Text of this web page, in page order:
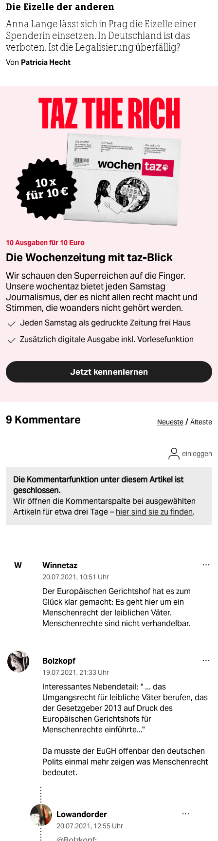
Die Eizelle der anderen
Anna Lange lässt sich in Prag die Eizelle einer
Spenderin einsetzen. In Deutschland ist das
verboten. Ist die Legalisierung überfällig?
Von Patricia Hecht
10 Ausgaben für 10 Euro
Die Wochenzeitung mit taz-Blick
Wir schauen den Superreichen auf die Finger.
Unsere wochentaz bietet jeden Samstag
Journalismus, der es nicht allen recht macht und
Stimmen, die woanders nicht gehört werden.
Jeden Samstag als gedruckte Zeitung frei Haus
Zusätzlich digitale Ausgabe inkl. Vorlesefunktion
Jetzt kennenlernen
9 Kommentare Neueste / Älteste
Die Kommentarfunktion unter diesem Artikel ist
geschlossen.
Wir öffnen die Kommentarspalte bei ausgewählten
Artikeln für etwa drei Tage – hier sind sie zu finden.
einloggen
W Winnetaz
20.07.2021, 10:51 Uhr
Der Europäischen Gerichtshof hat es zum
Glück klar gemacht: Es geht hier um ein
Menschenrecht der leiblichen Väter.
Menschenrechte sind nicht verhandelbar.
Bolzkopf
19.07.2021, 21:33 Uhr
Interessantes Nebendetail: " ... das
Umgangsrecht für leibliche Väter berufen, das
der Gesetzgeber 2013 auf Druck des
Europäischen Gerichtshofs für
Menschenrechte einführte..."
Da musste der EuGH offenbar den deutschen
Polits einmal mehr zeigen was Menschenrecht
bedeutet.
Lowandorder
20.07.2021, 12:55 Uhr